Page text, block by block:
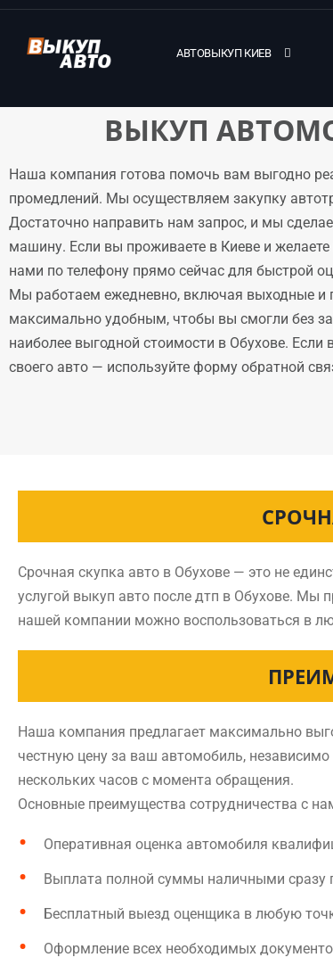
АВТОВЫКУП КИЕВ
ВЫКУП
Наша компания готова помочь вам выгодно
промедлений. Мы осуществляем закупку
Достаточно направить нам запрос, и мы
машину. Если вы проживаете в Киеве и
нами по телефону прямо сейчас для быстрой
Мы работаем ежедневно, включая выходные и
максимально удобным, чтобы вы смогли без
наиболее выгодной стоимости в Обухове.
своего авто — используйте форму обратной
Срочная скупка авто в Обухове — это не
услугой выкуп авто после дтп в Обухове. Мы
нашей компании можно воспользоваться в
Наша компания предлагает максимально
честную цену за ваш автомобиль, независимо
нескольких часов с момента обращения.
Основные преимущества сотрудничества с
Оперативная оценка автомобиля
Выплата полной суммы наличными сразу
Бесплатный выезд оценщика в любую
Оформление всех необходимых